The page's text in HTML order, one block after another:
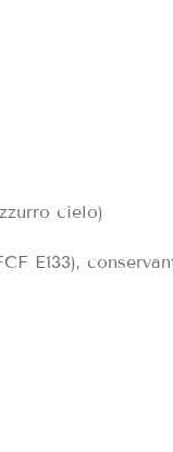
cielo)
E133),